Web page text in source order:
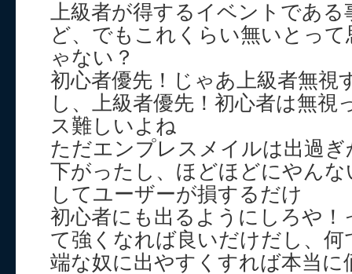
上級者が得するイベントであ
ど、でもこれくらい無いとっ
ゃない？
初心者優先！じゃあ上級者無視
し、上級者優先！初心者は無視
ス難しいよね
ただエンプレスメイルは出過
下がったし、ほどほどにやん
してユーザーが損するだけ
初心者にも出るようにしろや！
て強くなれば良いだけだし、
端な奴に出やすくすれば本当に